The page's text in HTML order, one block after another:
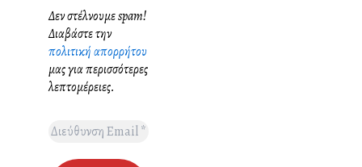
Δεν στέλνουμε spam!
Διαβάστε την
πολιτική απορρήτου
μας για περισσότερες
λεπτομέρειες.